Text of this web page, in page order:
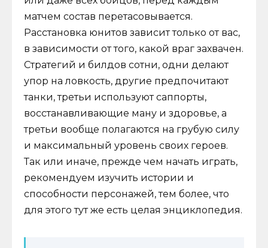
матчем состав перетасовывается.
Расстановка юнитов зависит только от вас,
в зависимости от того, какой враг захвачен.
Стратегий и билдов сотни, одни делают
упор на ловкость, другие предпочитают
танки, третьи используют саппорты,
восстанавливающие ману и здоровье, а
третьи вообще полагаются на грубую силу
и максимальный уровень своих героев.
Так или иначе, прежде чем начать играть,
рекомендуем изучить истории и
способности персонажей, тем более, что
для этого тут же есть целая энциклопедия.